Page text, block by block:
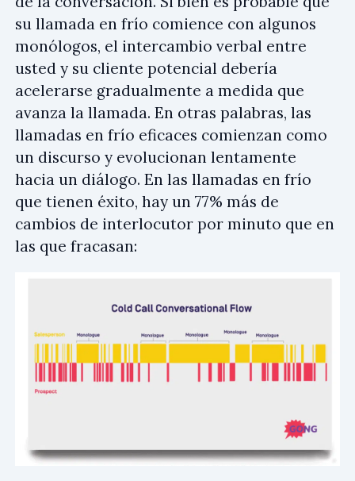
su llamada en frío comience con algunos
monólogos, el intercambio verbal entre
usted y su cliente potencial debería
acelerarse gradualmente a medida que
avanza la llamada. En otras palabras, las
llamadas en frío eficaces comienzan como
un discurso y evolucionan lentamente
hacia un diálogo. En las llamadas en frío
que tienen éxito, hay un 77% más de
cambios de interlocutor por minuto que en
las que fracasan: